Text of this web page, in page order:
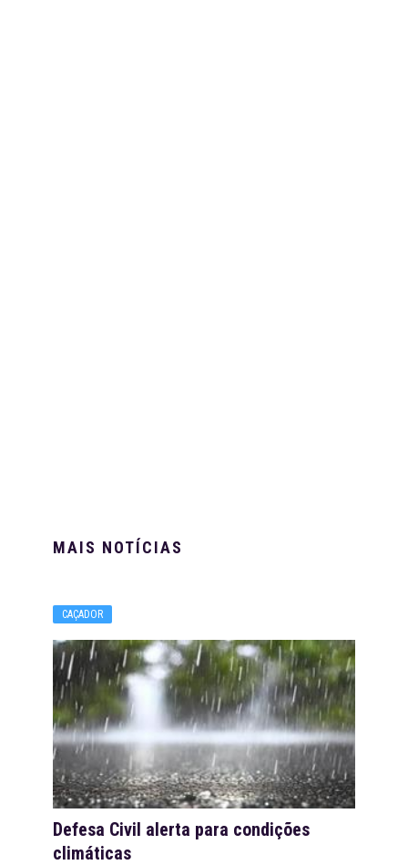
MAIS NOTÍCIAS
CAÇADOR
Defesa Civil alerta para condições
climáticas